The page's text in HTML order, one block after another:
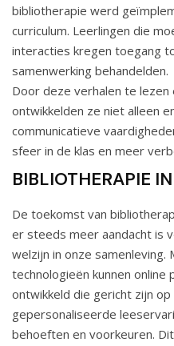
bibliotherapie werd
curriculum. Leerlingen die
interacties kregen toegang
samenwerking behandelden.
Door deze verhalen te
ontwikkelden ze niet alleen
communicatieve
sfeer in de klas en meer
BIBLIOTHERAPIE
De toekomst van
er steeds meer aandacht is
welzijn in onze
technologieën kunnen
ontwikkeld die gericht zijn op
gepersonaliseerde
behoeften en voorkeuren.